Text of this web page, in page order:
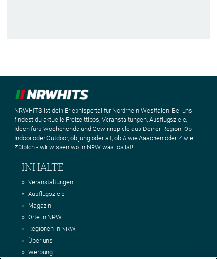
NRWHITS ist dein Erlebnisportal für Nordrhein-Westfalen. Bei uns
findest du aktuelle Freizeittipps, Veranstaltungen, Ausflugsziele,
Ideen fürs Wochenende und Gewinnspiele aus Deiner Region. Ob
Indoor oder Outdoor, ob jung oder alt, ob A wie Aaachen oder Z wie
Zülpich - wir wissen wo in NRW was los ist!
INHALTE
Veranstaltungen
Ausflugsziele
Magazin
Orte in NRW
Regionen in NRW
Über uns
Werbung